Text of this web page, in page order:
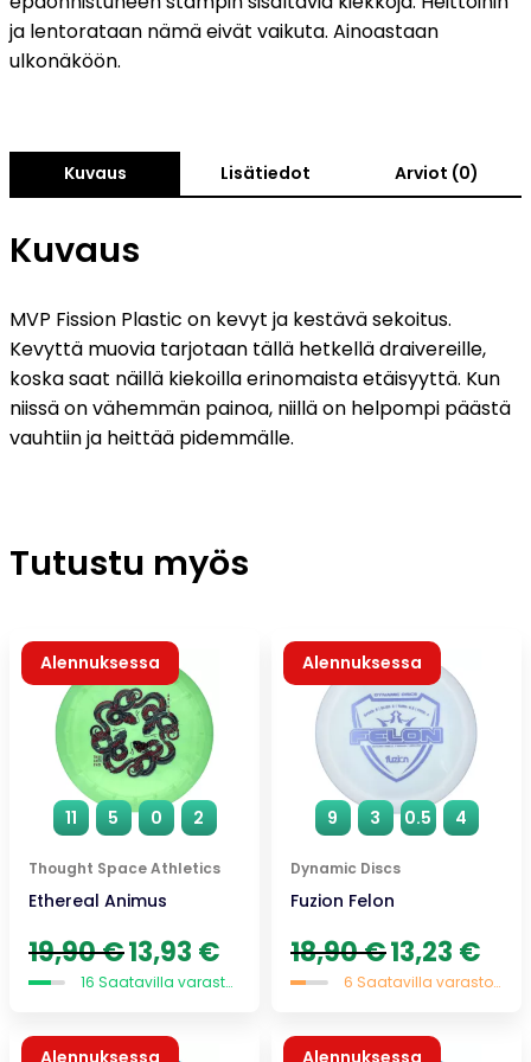
ja lentorataan nämä eivät vaikuta. Ainoastaan
ulkonäköön.
Kuvaus Lisätiedot Arviot (0)
Kuvaus
MVP Fission Plastic on kevyt ja kestävä sekoitus.
Kevyttä muovia tarjotaan tällä hetkellä draivereille,
koska saat näillä kiekoilla erinomaista etäisyyttä. Kun
niissä on vähemmän painoa, niillä on helpompi päästä
vauhtiin ja heittää pidemmälle.
Tutustu myös
11 5 0 2
Thought Space Athletics
Ethereal Animus
Alennuksessa
19,90€ Alkuperäinen
hinta
oli:
13,93 € Nykyinen
on:
16 Saatavilla varastossa
9 3 0.5 4
Dynamic Discs
Fuzion Felon
Alennuksessa
18,90€ Alkuperäinen
hinta
oli:
13,23 €
on:
6 Saatavilla varastossa